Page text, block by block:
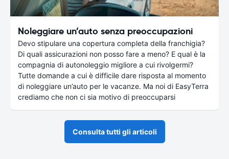
Noleggiare un’auto senza preoccupazioni
Devo stipulare una copertura completa della franchigia?
Di quali assicurazioni non posso fare a meno? E qual è la
compagnia di autonoleggio migliore a cui rivolgermi?
Tutte domande a cui è difficile dare risposta al momento
di noleggiare un’auto per le vacanze. Ma noi di EasyTerra
crediamo che non ci sia motivo di preoccuparsi
Consulta tutti gli articoli